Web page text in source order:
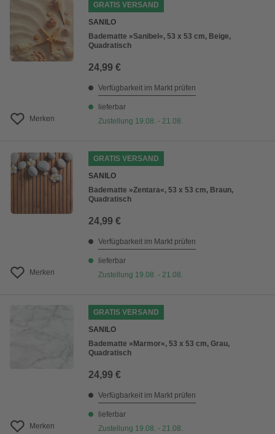
Merken
GRATIS VERSAND
SANILO
Badematte »Sanibel«, 53 x 53 cm, Beige,
Quadratisch
24,99 €
Verfügbarkeit im Markt prüfen
lieferbar
Zustellung 19.08. - 21.08.
Merken
GRATIS VERSAND
SANILO
Badematte »Zentara«, 53 x 53 cm, Braun,
Quadratisch
24,99 €
Verfügbarkeit im Markt prüfen
lieferbar
Zustellung 19.08. - 21.08.
Merken
GRATIS VERSAND
SANILO
Badematte »Marmor«, 53 x 53 cm, Grau,
Quadratisch
24,99 €
Verfügbarkeit im Markt prüfen
lieferbar
Zustellung 19.08. - 21.08.